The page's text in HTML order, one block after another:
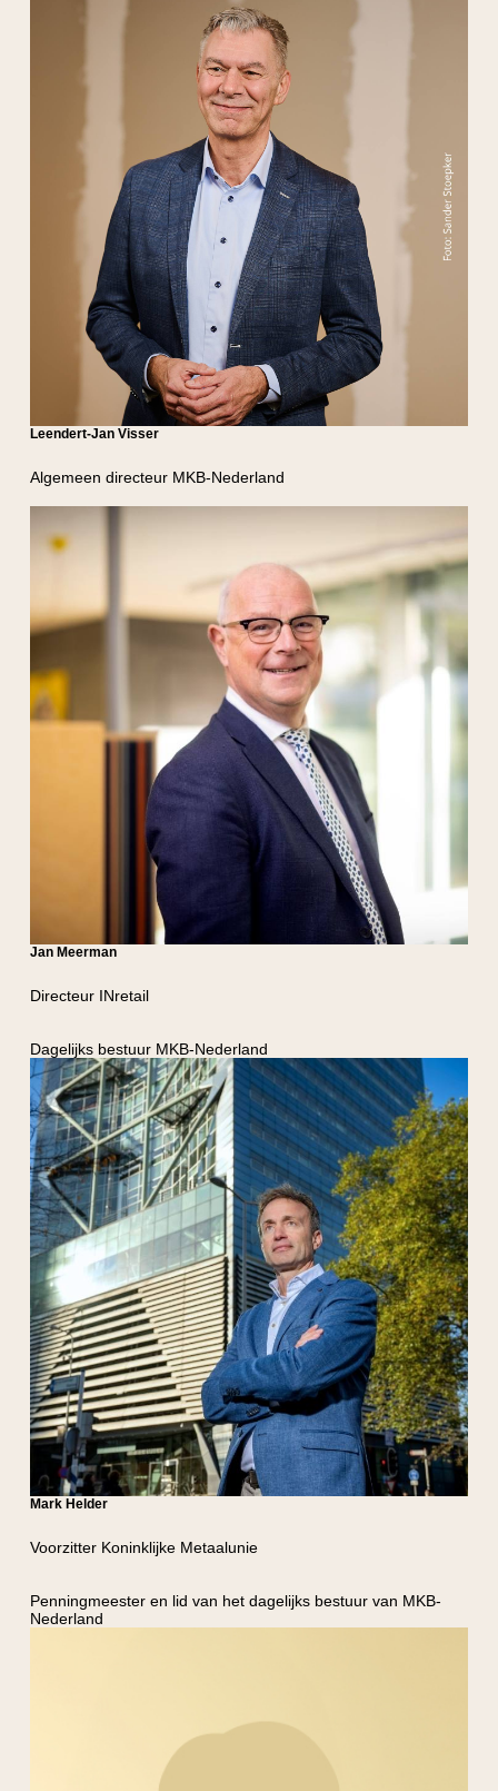
Algemeen directeur MKB-Nederland
Leendert-Jan Visser
Directeur INretail
Jan Meerman
Dagelijks bestuur MKB-Nederland
Voorzitter Koninklijke Metaalunie
Mark Helder
Penningmeester en lid van het dagelijks bestuur van MKB-
Nederland